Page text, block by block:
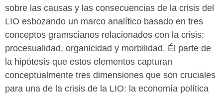
sobre las causas y las consecuencias de la crisis del
LIO esbozando un marco analítico basado en tres
conceptos gramscianos relacionados con la crisis:
procesualidad, organicidad y morbilidad. Él parte de
la hipótesis que estos elementos capturan
conceptualmente tres dimensiones que son cruciales
para una de la crisis de la LIO: la economía política